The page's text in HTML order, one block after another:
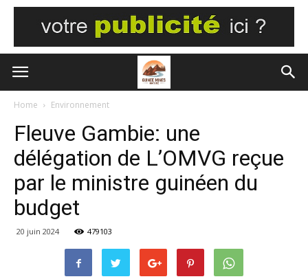
Home Environnement
Fleuve Gambie: une
délégation de L’OMVG reçue
par le ministre guinéen du
budget
20 juin 2024 479103